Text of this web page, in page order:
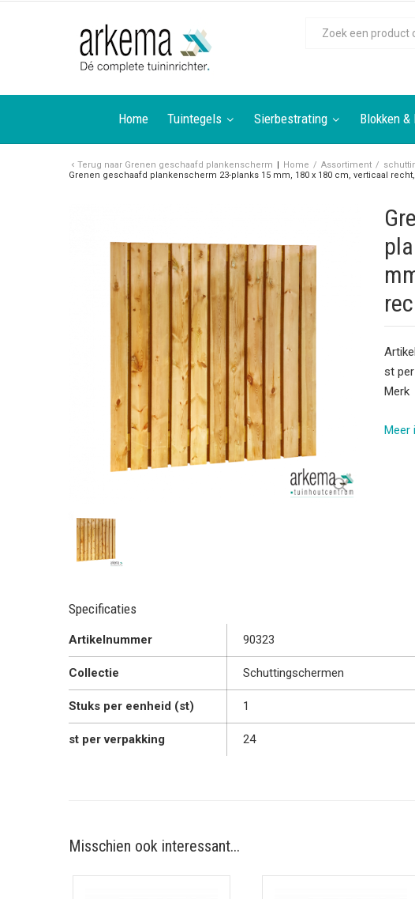
Home Tuintegels Sierbestrating Blokken &
Terug naar Grenen geschaafd plankenscherm Home / Assortiment /
Grenen geschaafd plankenscherm 23-planks 15 mm, 180 x 180 cm, verticaal
st
Merk
Meer
Specificaties
Artikelnummer 90323
Collectie Schuttingschermen
Stuks per eenheid (st) 1
st per verpakking 24
Misschien ook interessant...